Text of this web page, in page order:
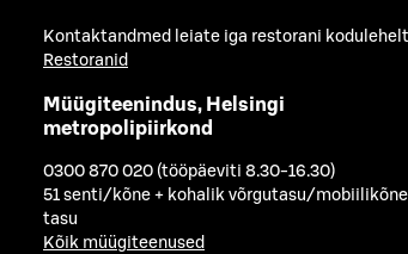
Kontaktandmed leiate iga restorani
Restoranid
Müügiteenindus, Helsingi
metropolipiirkond
0300 870 020 (tööpäeviti 8.30-16.30)
51 senti/kõne + kohalik võrgutasu/mobiilikõne
tasu
Kõik müügiteenused